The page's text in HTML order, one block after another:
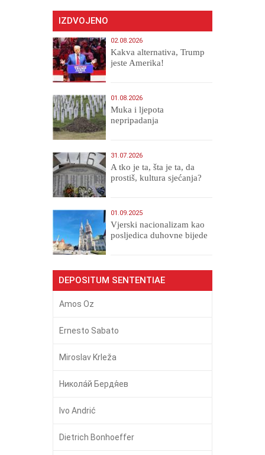
IZDVOJENO
02.08.2026
Kakva alternativa, Trump
jeste Amerika!
01.08.2026
Muka i ljepota
nepripadanja
31.07.2026
A tko je ta, šta je ta, da
prostiš, kultura sjećanja?
01.09.2025
​Vjerski nacionalizam kao
posljedica duhovne bijede
DEPOSITUM SENTENTIAE
Amos Oz
Ernesto Sabato
Miroslav Krleža
Никола́й Бердя́ев
Ivo Andrić
Dietrich Bonhoeffer